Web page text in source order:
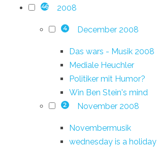
46 2008
4 December 2008
Das wars - Musik 2008
Mediale Heuchler
Politiker mit Humor?
Win Ben Stein's mind
2 November 2008
Novembermusik
wednesday is a holiday